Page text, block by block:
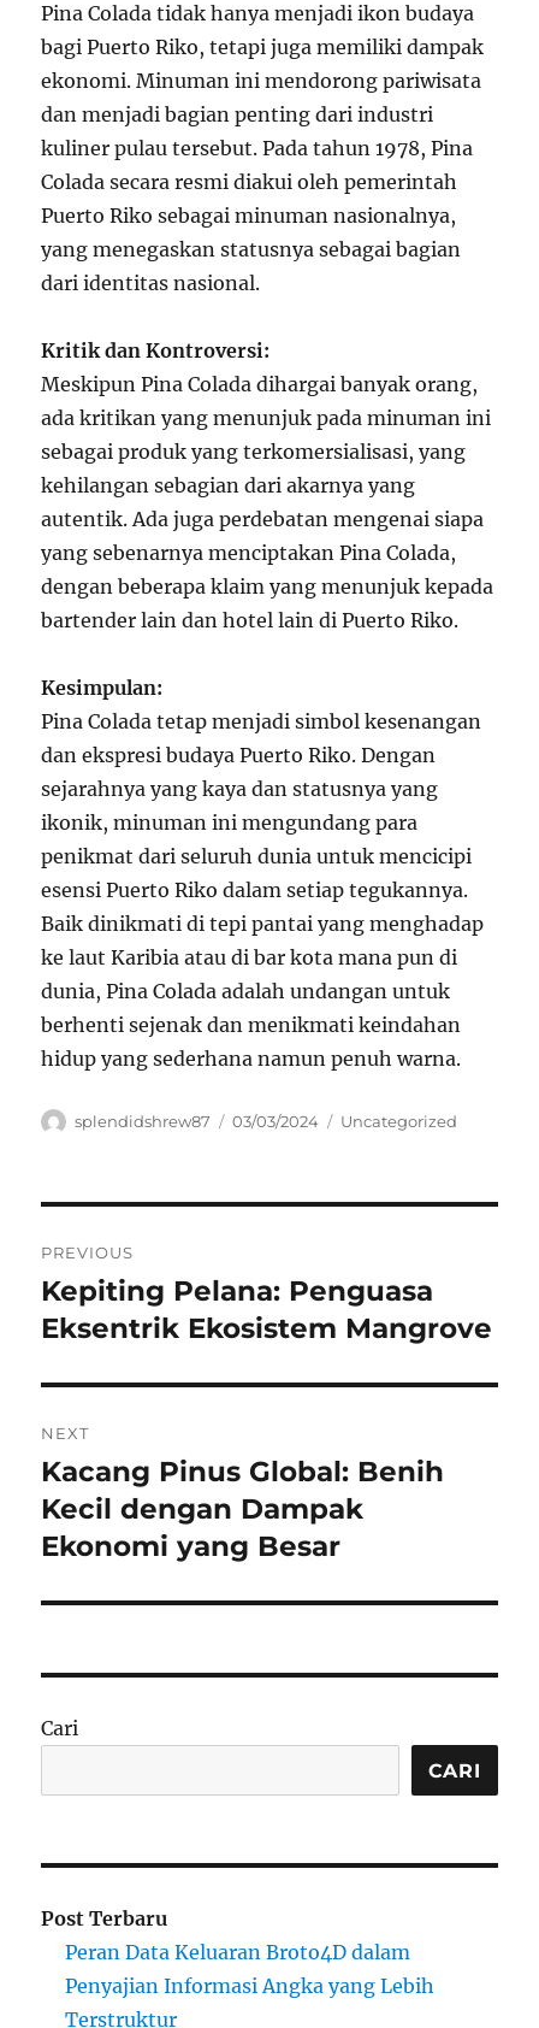
Pina Colada tidak hanya menjadi ikon budaya
bagi Puerto Riko, tetapi juga memiliki dampak
ekonomi. Minuman ini mendorong pariwisata
dan menjadi bagian penting dari industri
kuliner pulau tersebut. Pada tahun 1978, Pina
Colada secara resmi diakui oleh pemerintah
Puerto Riko sebagai minuman nasionalnya,
yang menegaskan statusnya sebagai bagian
dari identitas nasional.
Kritik dan Kontroversi:
Meskipun Pina Colada dihargai banyak orang,
ada kritikan yang menunjuk pada minuman ini
sebagai produk yang terkomersialisasi, yang
kehilangan sebagian dari akarnya yang
autentik. Ada juga perdebatan mengenai siapa
yang sebenarnya menciptakan Pina Colada,
dengan beberapa klaim yang menunjuk kepada
bartender lain dan hotel lain di Puerto Riko.
Kesimpulan:
Pina Colada tetap menjadi simbol kesenangan
dan ekspresi budaya Puerto Riko. Dengan
sejarahnya yang kaya dan statusnya yang
ikonik, minuman ini mengundang para
penikmat dari seluruh dunia untuk mencicipi
esensi Puerto Riko dalam setiap tegukannya.
Baik dinikmati di tepi pantai yang menghadap
ke laut Karibia atau di bar kota mana pun di
dunia, Pina Colada adalah undangan untuk
berhenti sejenak dan menikmati keindahan
hidup yang sederhana namun penuh warna.
Author
splendidshrew87
Posted
03/03/2024 Categories
Uncategorized
pos
PREVIOUS
Previous
post:
Kepiting Pelana: Penguasa
Eksentrik Ekosistem Mangrove
NEXT
Next
post:
Kacang Pinus Global: Benih
Kecil dengan Dampak
Ekonomi yang Besar
Cari
CARI
Post Terbaru
Peran Data Keluaran Broto4D dalam
Penyajian Informasi Angka yang Lebih
Terstruktur